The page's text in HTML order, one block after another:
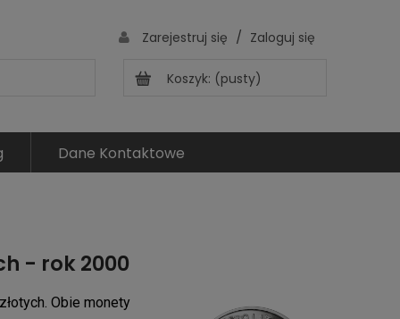
Zarejestruj się / Zaloguj się
Koszyk: (pusty)
Dane Kontaktowe
- rok 2000
Obie monety